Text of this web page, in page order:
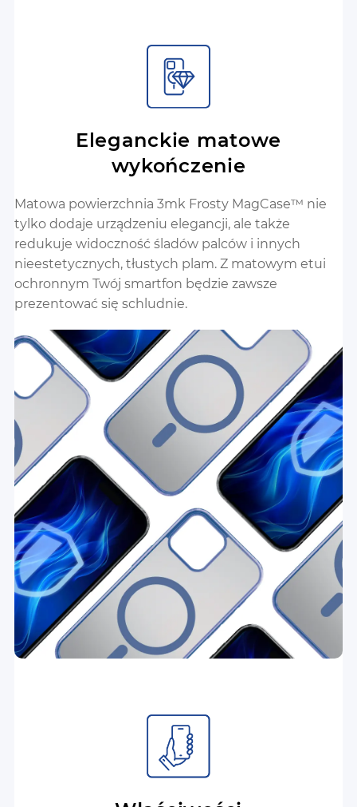
Eleganckie matowe
wykończenie
Matowa powierzchnia 3mk Frosty MagCase™ nie
tylko dodaje urządzeniu elegancji, ale także
redukuje widoczność śladów palców i innych
nieestetycznych, tłustych plam. Z matowym etui
ochronnym Twój smartfon będzie zawsze
prezentować się schludnie.